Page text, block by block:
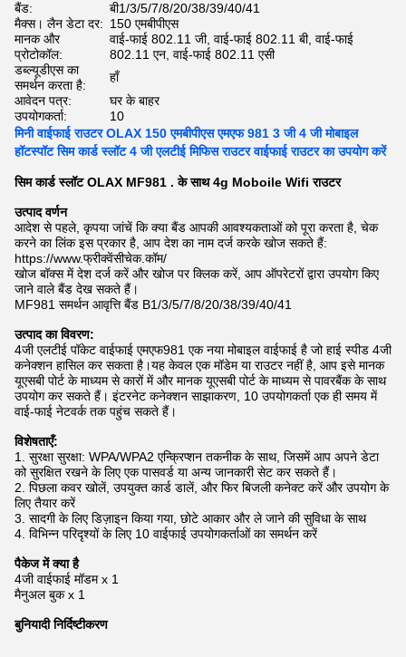
बैंड:
बी1/3/5/7/8/20/38/39/40/41
मैक्स। लैन डेटा दर: 150 एमबीपीएस
मानक और
प्रोटोकॉल:
वाई-फाई 802.11 जी, वाई-फाई 802.11 बी, वाई-फाई
802.11 एन, वाई-फाई 802.11 एसी
डब्ल्यूडीएस का
समर्थन करता है:
हाँ
आवेदन पत्र:
घर के बाहर
उपयोगकर्ता:
10
मिनी वाईफाई राउटर OLAX 150 एमबीपीएस एमएफ 981 3 जी 4 जी मोबाइल
हॉटस्पॉट सिम कार्ड स्लॉट 4 जी एलटीई मिफिस राउटर वाईफाई राउटर का उपयोग करें
सिम कार्ड स्लॉट OLAX MF981 . के साथ 4g Moboile Wifi राउटर
उत्पाद वर्णन
आदेश से पहले, कृपया जांचें कि क्या बैंड आपकी आवश्यकताओं को पूरा करता है, चेक
करने का लिंक इस प्रकार है, आप देश का नाम दर्ज करके खोज सकते हैं:
https://www.फ्रीक्वेंसीचेक.कॉम/
खोज बॉक्स में देश दर्ज करें और खोज पर क्लिक करें, आप ऑपरेटरों द्वारा उपयोग किए
जाने वाले बैंड देख सकते हैं।
MF981 समर्थन आवृत्ति बैंड B1/3/5/7/8/20/38/39/40/41
उत्पाद का विवरण:
4जी एलटीई पॉकेट वाईफाई एमएफ981 एक नया मोबाइल वाईफाई है जो हाई स्पीड 4जी
कनेक्शन हासिल कर सकता है।यह केवल एक मॉडेम या राउटर नहीं है, आप इसे मानक
यूएसबी पोर्ट के माध्यम से कारों में और मानक यूएसबी पोर्ट के माध्यम से पावरबैंक के साथ
उपयोग कर सकते हैं। इंटरनेट कनेक्शन साझाकरण, 10 उपयोगकर्ता एक ही समय में
वाई-फाई नेटवर्क तक पहुंच सकते हैं।
विशेषताएँ:
1. सुरक्षा सुरक्षा: WPA/WPA2 एन्क्रिप्शन तकनीक के साथ, जिसमें आप अपने डेटा
को सुरक्षित रखने के लिए एक पासवर्ड या अन्य जानकारी सेट कर सकते हैं।
2. पिछला कवर खोलें, उपयुक्त कार्ड डालें, और फिर बिजली कनेक्ट करें और उपयोग के
लिए तैयार करें
3. सादगी के लिए डिज़ाइन किया गया, छोटे आकार और ले जाने की सुविधा के साथ
4. विभिन्न परिदृश्यों के लिए 10 वाईफाई उपयोगकर्ताओं का समर्थन करें
पैकेज में क्या है
4जी वाईफाई मॉडम x 1
मैनुअल बुक x 1
बुनियादी निर्दिष्टीकरण